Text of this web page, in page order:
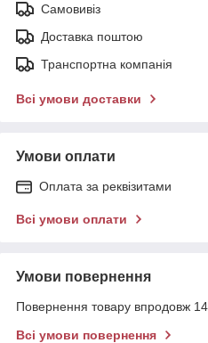
Самовивіз
Доставка поштою
Транспортна компанія
Всі умови доставки
Умови оплати
Оплата за реквізитами
Всі умови оплати
Умови повернення
Повернення товару впродовж
Всі умови повернення